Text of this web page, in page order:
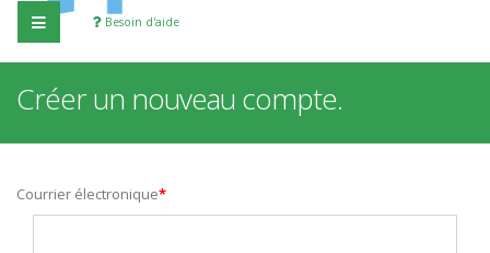
Besoin d'aide
Créer un nouveau compte.
Courrier électronique